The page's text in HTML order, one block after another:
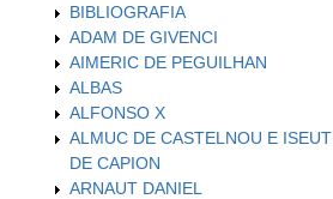
BIBLIOGRAFIA
ADAM DE GIVENCI
AIMERIC DE PEGUILHAN
ALBAS
ALFONSO X
ALMUC DE CASTELNOU E ISEUT
DE CAPION
ARNAUT DANIEL